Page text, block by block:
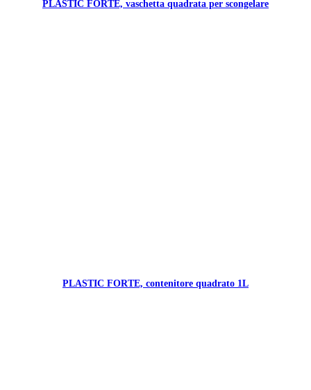
PLASTIC FORTE, vaschetta quadrata per scongelare
PLASTIC FORTE, contenitore quadrato 1L